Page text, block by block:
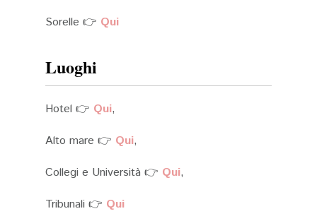
Sorelle 👉 Qui
Luoghi
Hotel 👉 Qui,
Alto mare 👉 Qui,
Collegi e Università 👉 Qui,
Tribunali 👉 Qui